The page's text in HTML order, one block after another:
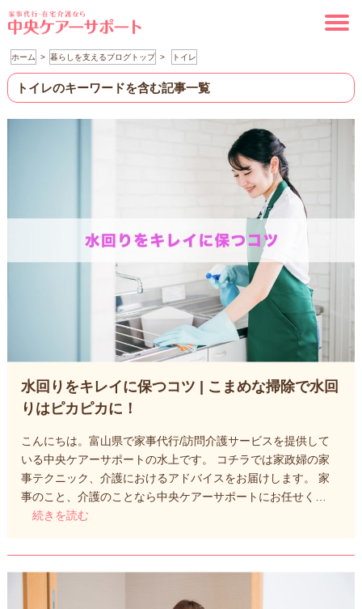
ホーム 暮らしを支えるブログトップ トイレ
トイレのキーワードを含む記事一覧
水回りをキレイに保つコツ | こまめな掃除で水回
りはピカピカに！
こんにちは。富山県で家事代行/訪問介護サービスを提供して
いる中央ケアーサポートの水上です。 コチラでは家政婦の家
事テクニック、介護におけるアドバイスをお届けします。 家
事のこと、介護のことなら中央ケアーサポートにお任せく…
続きを読む